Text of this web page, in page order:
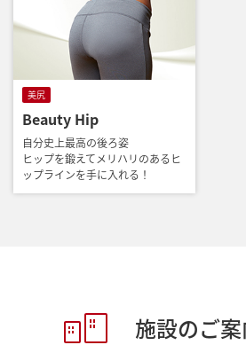
美尻
Beauty Hip
自分史上最高の後ろ姿
ヒップを鍛えてメリハリのあるヒ
ップラインを手に入れる！
施設のご